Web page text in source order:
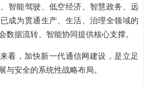
智能驾驶、低空经济、智慧政务、远
成为贯通生产、生活、治理全领域的
数据流转、智能协同提供核心支撑。
看，加快新一代通信网建设，是立足
与安全的系统性战略布局。